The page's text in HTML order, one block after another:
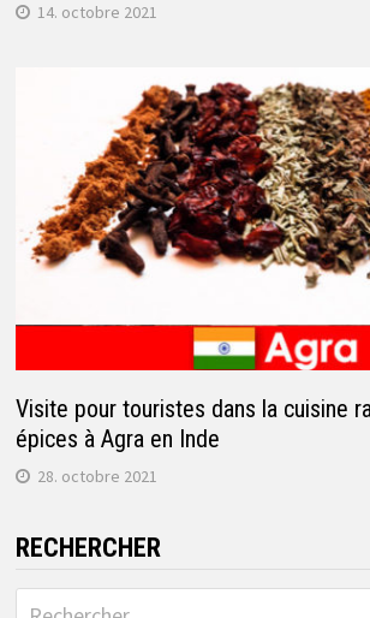
14. octobre 2021
Visite pour touristes dans la cuisine
épices à Agra en Inde
28. octobre 2021
RECHERCHER
Rechercher :